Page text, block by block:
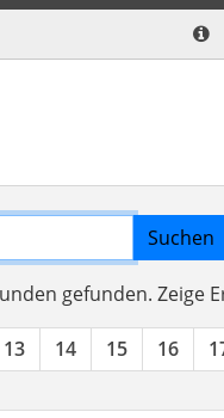
Suchen
gefunden. Zeige
13 14 15 16